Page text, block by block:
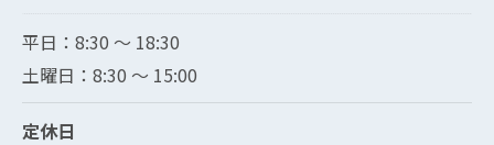
平日：8:30 〜 18:30
土曜日：8:30 ～ 15:00
定休日